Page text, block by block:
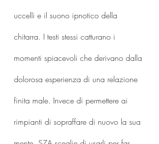
uccelli e il suono ipnotico della
chitarra. I testi stessi catturano i
momenti spiacevoli che derivano dalla
dolorosa esperienza di una relazione
finita male. Invece di permettere ai
rimpianti di sopraffare di nuovo la sua